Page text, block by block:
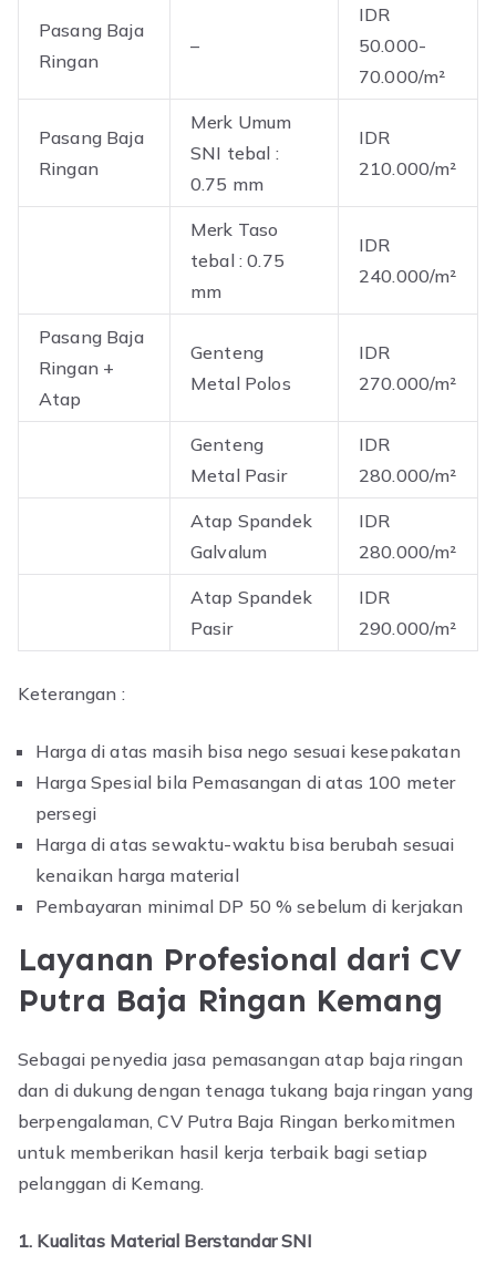
Pasang Baja
Ringan
–
IDR
50.000-
70.000/m²
Pasang Baja
Ringan
Merk Umum
SNI tebal :
0.75 mm
IDR
210.000/m²
Merk Taso
tebal : 0.75
mm
IDR
240.000/m²
Pasang Baja
Ringan +
Atap
Genteng
Metal Polos
IDR
270.000/m²
Genteng
Metal Pasir
IDR
280.000/m²
Atap Spandek
Galvalum
IDR
280.000/m²
Atap Spandek
Pasir
IDR
290.000/m²
Keterangan :
Harga di atas masih bisa nego sesuai kesepakatan
Harga Spesial bila Pemasangan di atas 100 meter
persegi
Harga di atas sewaktu-waktu bisa berubah sesuai
kenaikan harga material
Pembayaran minimal DP 50 % sebelum di kerjakan
Layanan Profesional dari CV
Putra Baja Ringan Kemang
Sebagai penyedia jasa pemasangan atap baja ringan
dan di dukung dengan tenaga tukang baja ringan yang
berpengalaman, CV Putra Baja Ringan berkomitmen
untuk memberikan hasil kerja terbaik bagi setiap
pelanggan di Kemang.
1. Kualitas Material Berstandar SNI